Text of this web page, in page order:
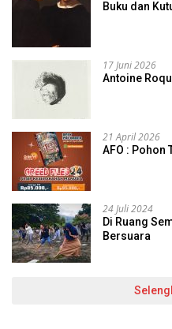
Buku dan
17 Juni 2026
Antoine
21 April 2026
AFO : Pohon
24 Juli 2024
Di Ruang
Bersuara